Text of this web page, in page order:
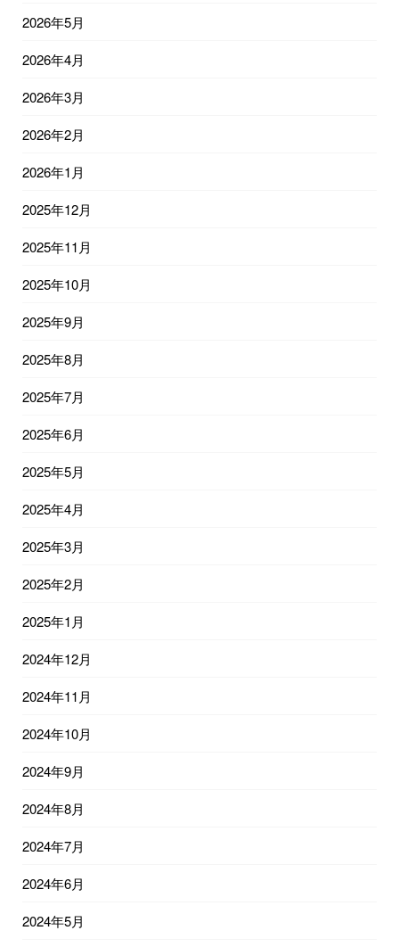
2026年5月
2026年4月
2026年3月
2026年2月
2026年1月
2025年12月
2025年11月
2025年10月
2025年9月
2025年8月
2025年7月
2025年6月
2025年5月
2025年4月
2025年3月
2025年2月
2025年1月
2024年12月
2024年11月
2024年10月
2024年9月
2024年8月
2024年7月
2024年6月
2024年5月